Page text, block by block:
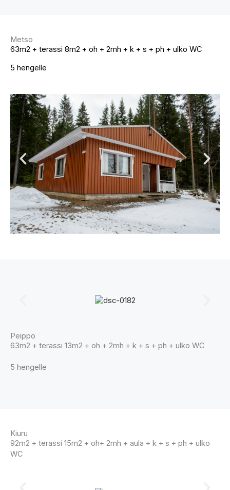
Metso
63m2 + terassi 8m2 + oh + 2mh + k + s + ph + ulko WC
5 hengelle
Peippo
63m2 + terassi 13m2 + oh + 2mh + k + s + ph + ulko WC
5 hengelle
Kiuru
92m2 + terassi 15m2 + oh+ 2mh + aula + k + s + ph + ulko
WC